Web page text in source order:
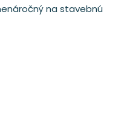
na stavebnú